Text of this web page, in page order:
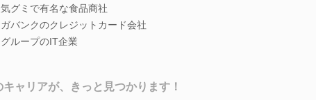
グミで有名な食品商社
バンクのクレジットカード会社
ループのIT企業
ャリアが、きっと見つかります！